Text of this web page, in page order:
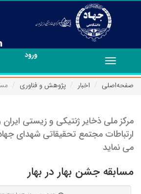
ورود
Toggle
navigation
صفحه‌اصلی
اخبار پژوهش و فناوری
مرکز ملی ذخایر ژنتیکی و زیستی
ارتباطات مجتمع تحقیقاتی شهدای
می نماید
مسابقه جشن بهار در بهار